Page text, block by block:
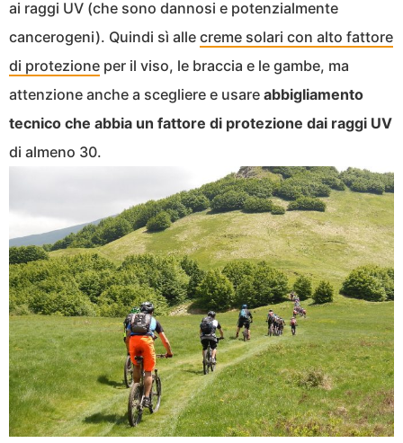
ai raggi UV (che sono dannosi e potenzialmente
cancerogeni). Quindi sì alle creme solari con alto fattore
di protezione per il viso, le braccia e le gambe, ma
attenzione anche a scegliere e usare abbigliamento
tecnico che abbia un fattore di protezione dai raggi UV
di almeno 30.